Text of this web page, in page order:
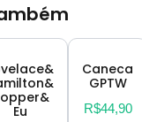
Eu
Caneca
GPTW
R$44,90